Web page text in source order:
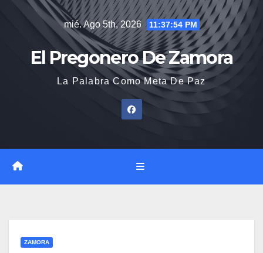
mié. Ago 5th, 2026 11:37:55 PM
El Pregonero De Zamora
La Palabra Como Meta De Paz
ZAMORA